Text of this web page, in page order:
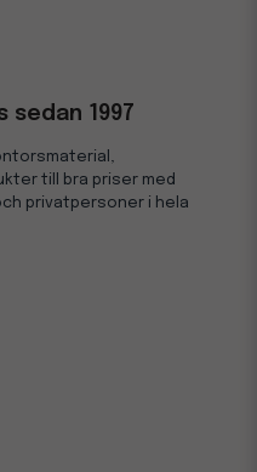
1997
till bra priser med
privatpersoner i hela